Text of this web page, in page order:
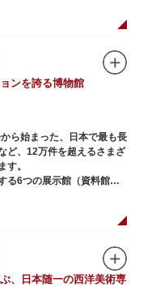
した「地球の部屋」を移設
クリーンになっている世界
を上映しています。
はじめとした様々な実物標
も楽しめる博物館です。
おける科学系博物館の中核
活用、展示・学習支援を推
然教育園、茨城県つくば市
ています。
ンを誇る博物館
ら始まった、日本で最も長
ど、12万件を超えるさまざ
す。
る6つの展示館（資料館）
を公開し、講座や講演会、
文化財などの名品をたど
過ごしてみてはいかがでし
本館では、壁時計やステン
ください。初めて来館する
、日本随一の西洋美術専